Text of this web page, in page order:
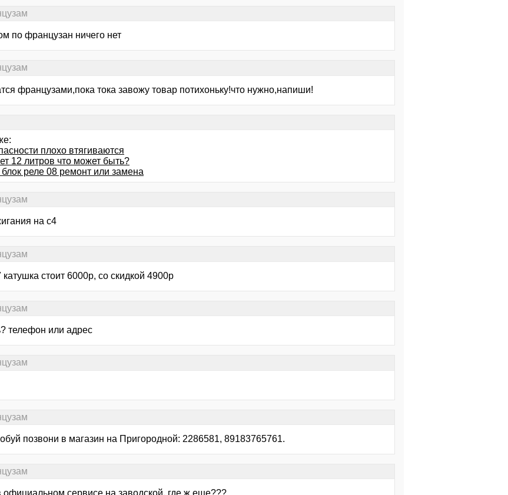
по французан ничего нет
французами,пока тока завожу товар потихоньку!что нужно,напиши!
плохо втягиваются
12 литров что может быть?
реле 08 ремонт или замена
на с4
стоит 6000р, со скидкой 4900р
телефон или адрес
позвони в магазин на Пригородной: 2286581, 89183765761.